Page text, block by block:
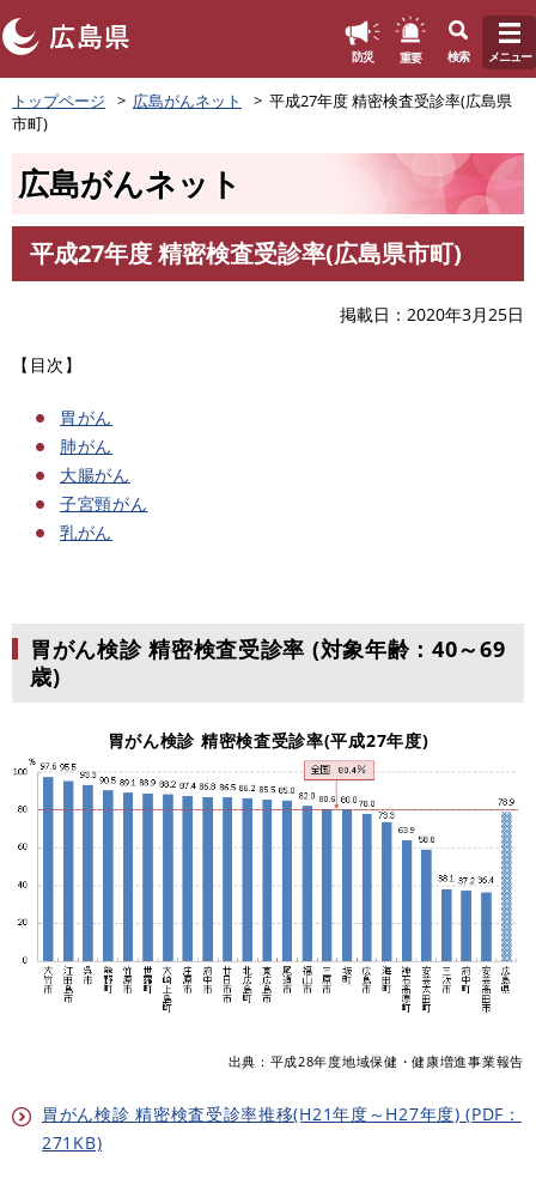
ペ
ー
ジ
。
防災 重要 検索 メニュー
トップページ 広島がんネット
平成27年度 精密検査受診率(広島県
市町)
広島がんネット
文
平成27年度 精密検査受診率(広島県市町)
掲載日 2020年3月25日
【目次】
胃がん
肺がん
大腸がん
子宮頸がん
乳がん
胃がん検診 精密検査受診率 (対象年齢：40～69
歳)
胃がん検診 精密検査受診率(平成27年度)
出典：平成28年度地域保健・健康増進事業報告
胃がん検診 精密検査受診率推移(H21年度～H27年度) (PDF：
271KB)